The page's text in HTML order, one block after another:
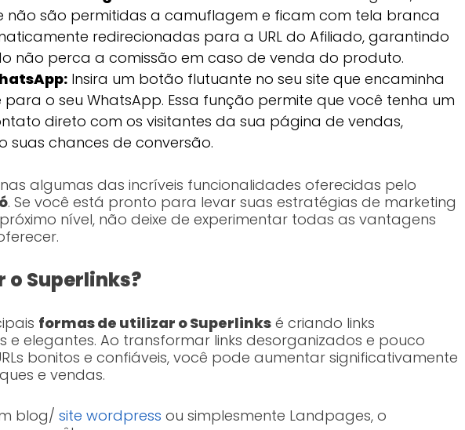
não são permitidas a camuflagem e ficam com tela branca
redirecionadas para a URL do Afiliado, garantindo
não perca a comissão em caso de venda do produto.
Insira um botão flutuante no seu site que encaminha
o seu WhatsApp. Essa função permite que você tenha um
direto com os visitantes da sua página de vendas,
suas chances de conversão.
algumas das incríveis funcionalidades oferecidas pelo
. Se você está pronto para levar suas estratégias de marketing
nível, não deixe de experimentar todas as vantagens
o Superlinks?
formas de utilizar o Superlinksé criando links
e elegantes. Ao transformar links desorganizados e pouco
bonitos e confiáveis, você pode aumentar significativamente
e vendas.
blog/ site wordpress ou simplesmente Landpages, o